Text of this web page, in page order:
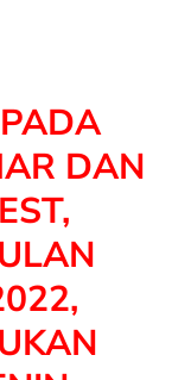
DAN